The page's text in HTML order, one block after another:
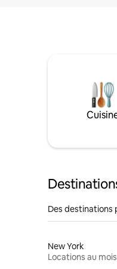
Des destinations
New York
Locations au mois